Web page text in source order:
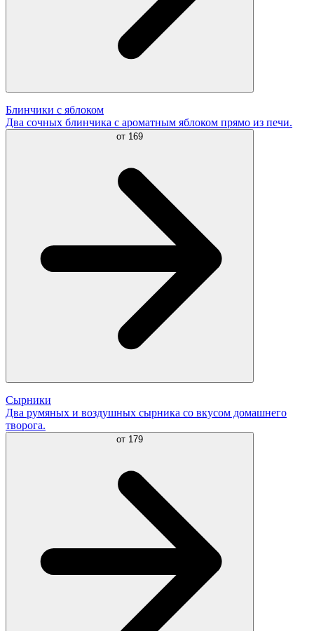
Блинчики с яблоком
Два сочных блинчика с ароматным яблоком прямо из печи.
от 169
Сырники
Два румяных и воздушных сырника со вкусом домашнего
творога.
от 179